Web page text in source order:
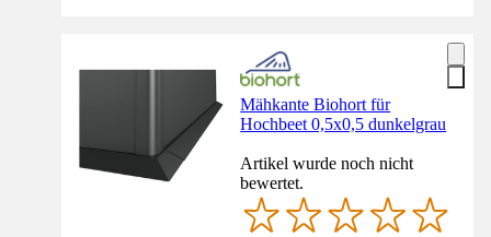
Mähkante Biohort für
Hochbeet 0,5x0,5 dunkelgrau
Artikel wurde noch nicht
bewertet.